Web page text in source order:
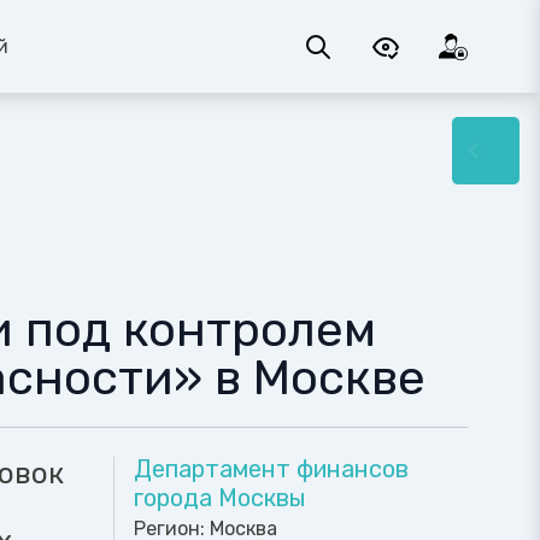
под контролем
в Москве
Департамент финансов
города Москвы
Регион: Москва